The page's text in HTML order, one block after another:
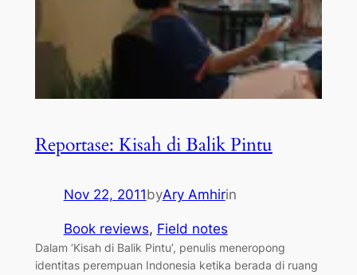
Reportase: Kisah di Balik Pintu
Nov 22, 2011byAry Amhirin
Book reviews, Field notes
Dalam ‘Kisah di Balik Pintu’, penulis meneropong
identitas perempuan Indonesia ketika berada di ruang